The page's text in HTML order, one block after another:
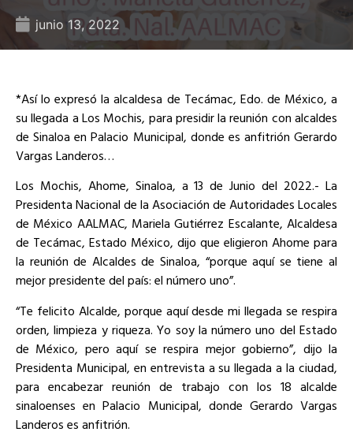
junio 13, 2022
*Así lo expresó la alcaldesa de Tecámac, Edo. de México, a
su llegada a Los Mochis, para presidir la reunión con alcaldes
de Sinaloa en Palacio Municipal, donde es anfitrión Gerardo
Vargas Landeros…
Los Mochis, Ahome, Sinaloa, a 13 de Junio del 2022.- La
Presidenta Nacional de la Asociación de Autoridades Locales
de México AALMAC, Mariela Gutiérrez Escalante, Alcaldesa
de Tecámac, Estado México, dijo que eligieron Ahome para
la reunión de Alcaldes de Sinaloa, “porque aquí se tiene al
mejor presidente del país: el número uno”.
“Te felicito Alcalde, porque aquí desde mi llegada se respira
orden, limpieza y riqueza. Yo soy la número uno del Estado
de México, pero aquí se respira mejor gobierno”, dijo la
Presidenta Municipal, en entrevista a su llegada a la ciudad,
para encabezar reunión de trabajo con los 18 alcalde
sinaloenses en Palacio Municipal, donde Gerardo Vargas
Landeros es anfitrión.